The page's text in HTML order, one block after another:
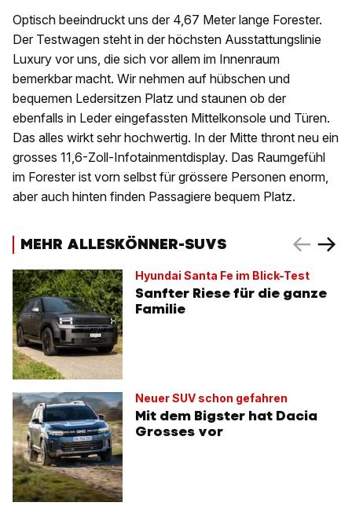
Optisch beeindruckt uns der 4,67 Meter lange Forester.
Der Testwagen steht in der höchsten Ausstattungslinie
Luxury vor uns, die sich vor allem im Innenraum
bemerkbar macht. Wir nehmen auf hübschen und
bequemen Ledersitzen Platz und staunen ob der
ebenfalls in Leder eingefassten Mittelkonsole und Türen.
Das alles wirkt sehr hochwertig. In der Mitte thront neu ein
grosses 11,6-Zoll-Infotainmentdisplay. Das Raumgefühl
im Forester ist vorn selbst für grössere Personen enorm,
aber auch hinten finden Passagiere bequem Platz.
MEHR ALLESKÖNNER-SUVS
Hyundai Santa Fe im Blick-Test
Sanfter Riese für die ganze
Familie
Neuer SUV schon gefahren
Mit dem Bigster hat Dacia
Grosses vor